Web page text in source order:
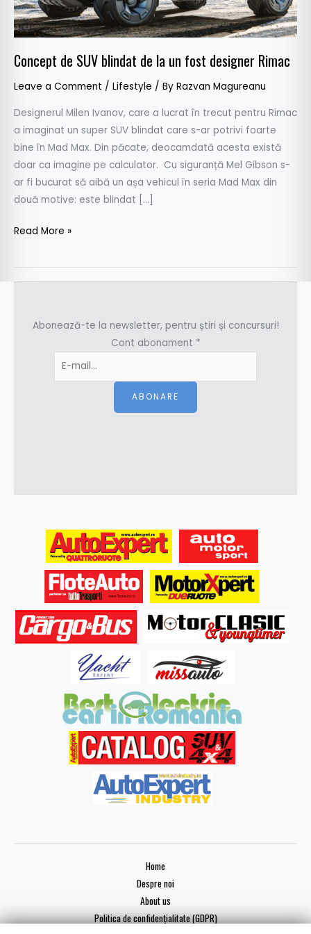
Concept de SUV blindat de la un fost designer Rimac
Leave a Comment / Lifestyle / By Razvan Magureanu
Designerul Milen Ivanov, care a lucrat în trecut pentru Rimac
a imaginat un super SUV blindat care s-ar potrivi foarte
bine în Mad Max. Din păcate, deocamdată acesta există
doar ca imagine pe calculator. Cu siguranță Mel Gibson s-
ar fi bucurat să aibă un așa vehicul în seria Mad Max din
două motive: este blindat […]
fost
designer
Rimac
Read More »
Abonează-te la newsletter, pentru știri și concursuri!
Cont abonament *
ABONARE
Home
Despre noi
About us
Politica de confidențialitate (GDPR)